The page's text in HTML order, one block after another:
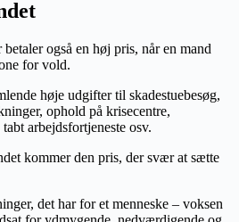
også en høj pris, når en mand
for vold.
høje udgifter til skadestuebesøg,
ophold på krisecentre,
arbejdsfortjeneste osv.
kommer den pris, der svær at sætte
det har for et menneske – voksen